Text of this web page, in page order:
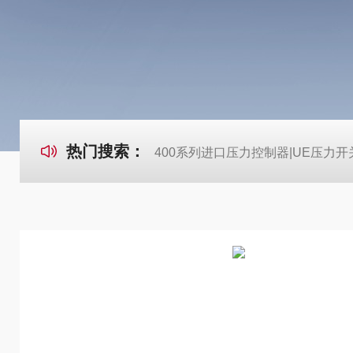
热门搜索： 400系列进口压力控制器|UE压力开